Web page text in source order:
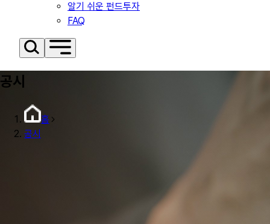
알기 쉬운 펀드투자
FAQ
공시
홈
공시